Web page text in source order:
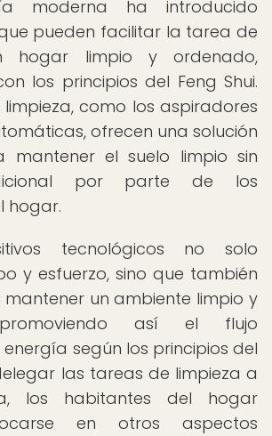
moderna ha introducido
pueden facilitar la tarea de
hogar limpio y ordenado,
los principios del Feng Shui.
como los aspiradores
ofrecen una solución
mantener el suelo limpio sin
por parte de los
hogar.
tecnológicos no solo
y esfuerzo, sino que también
un ambiente limpio y
así el flujo
según los principios del
las tareas de limpieza a
los habitantes del hogar
en otros aspectos